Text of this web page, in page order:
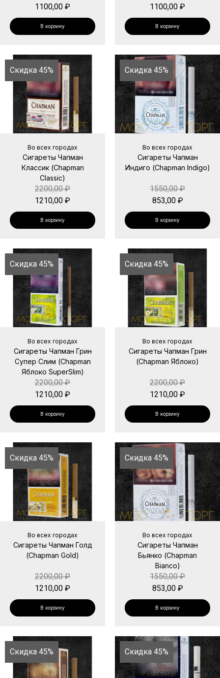
1100,00 ₽
В корзину
1100,00 ₽
В корзину
Скидка 45%
Во всех городах
Сигареты Чапман
Классик (Chapman
Classic)
2200,00₽
1210,00 ₽
В корзину
Скидка 45%
Во всех городах
Сигареты Чапман
Индиго (Chapman Indigo)
1550,00₽
853,00 ₽
В корзину
Скидка 45%
Во всех городах
Сигареты Чапман Грин
Супер Слим (Chapman
Яблоко SuperSlim)
2200,00₽
1210,00 ₽
В корзину
Скидка 45%
Во всех городах
Сигареты Чапман Грин
(Chapman Яблоко)
2200,00₽
1210,00 ₽
В корзину
Скидка 45%
Во всех городах
Сигареты Чапман Голд
(Chapman Gold)
2200,00₽
1210,00 ₽
В корзину
Скидка 45%
Во всех городах
Сигареты Чапман
Бьянко (Chapman
Bianco)
1550,00₽
853,00 ₽
В корзину
Скидка 45% Скидка 45%